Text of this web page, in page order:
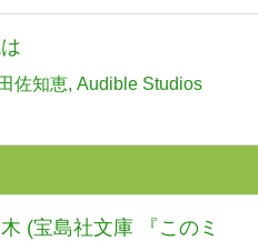
佐知恵 Audible Studios
(宝島社文庫 『このミ